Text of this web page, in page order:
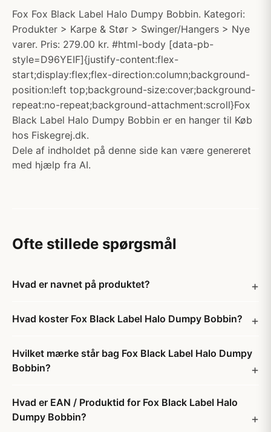
Fox Fox Black Label Halo Dumpy Bobbin. Kategori:
Produkter > Karpe & Stør > Swinger/Hangers > Nye
varer. Pris: 279.00 kr. #html-body [data-pb-
style=D96YEIF]{justify-content:flex-
start;display:flex;flex-direction:column;background-
position:left top;background-size:cover;background-
repeat:no-repeat;background-attachment:scroll}Fox
Black Label Halo Dumpy Bobbin er en hanger til Køb
hos Fiskegrej.dk.
Dele af indholdet på denne side kan være genereret
med hjælp fra AI.
Ofte stillede spørgsmål
Hvad er navnet på produktet?
Hvad koster Fox Black Label Halo Dumpy Bobbin?
Hvilket mærke står bag Fox Black Label Halo Dumpy
Bobbin?
Hvad er EAN / Produktid for Fox Black Label Halo
Dumpy Bobbin?